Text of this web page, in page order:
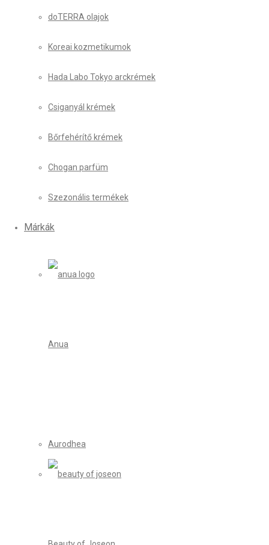
doTERRA olajok
Koreai kozmetikumok
Hada Labo Tokyo arckrémek
Csiganyál krémek
Bőrfehérítő krémek
Chogan parfüm
Szezonális termékek
Márkák
Anua
Aurodhea